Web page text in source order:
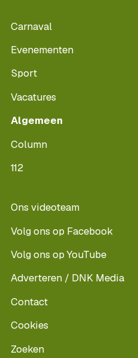
Carnaval
Evenementen
Sport
Vacatures
Algemeen
Column
112
Ons videoteam
Volg ons op Facebook
Volg ons op YouTube
Adverteren / DNK Media
Contact
Cookies
Zoeken